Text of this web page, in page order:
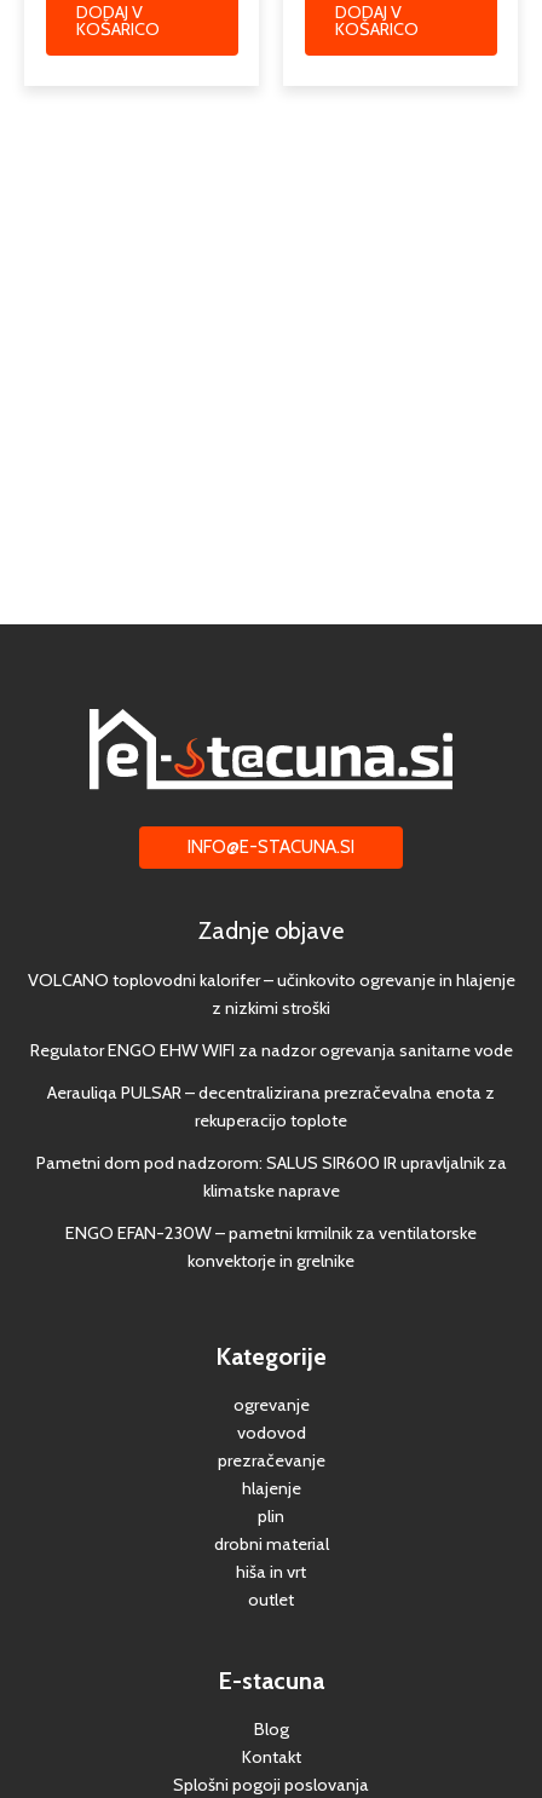
DODAJ V
KOŠARICO
DODAJ V
KOŠARICO
INFO@E-STACUNA.SI
Zadnje objave
VOLCANO toplovodni kalorifer – učinkovito ogrevanje in hlajenje
z nizkimi stroški
Regulator ENGO EHW WIFI za nadzor ogrevanja sanitarne vode
Aerauliqa PULSAR – decentralizirana prezračevalna enota z
rekuperacijo toplote
Pametni dom pod nadzorom: SALUS SIR600 IR upravljalnik za
klimatske naprave
ENGO EFAN-230W – pametni krmilnik za ventilatorske
konvektorje in grelnike
Kategorije
ogrevanje
vodovod
prezračevanje
hlajenje
plin
drobni material
hiša in vrt
outlet
E-stacuna
Blog
Kontakt
Splošni pogoji poslovanja